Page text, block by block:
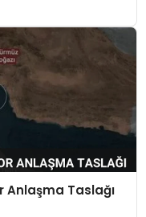
Anlaşma Taslağı